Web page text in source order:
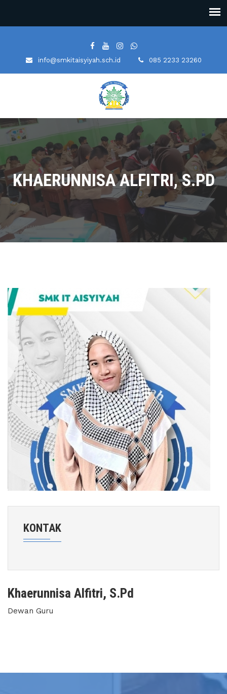
info@smkitaisyiyah.sch.id 085 2233 23260
KHAERUNNISA ALFITRI, S.PD
KONTAK
Khaerunnisa Alfitri, S.Pd
Dewan Guru